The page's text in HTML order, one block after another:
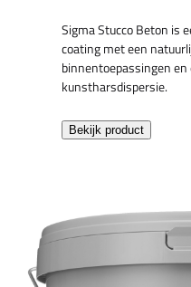
Sigma Stucco Beton is
coating met een
binnentoepassingen en
kunstharsdispersie.
Bekijk product